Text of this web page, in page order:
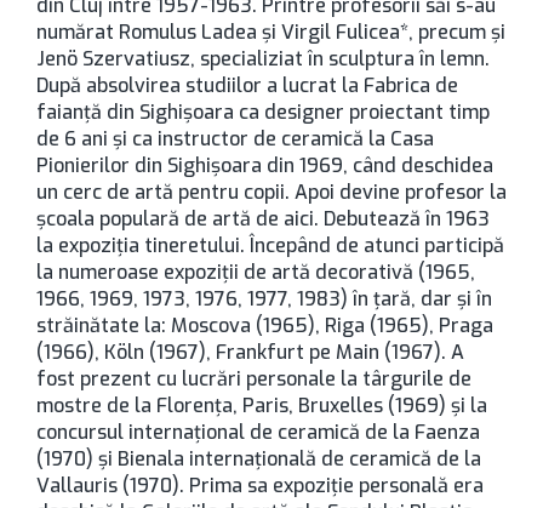
din Cluj între 1957-1963. Printre profesorii săi s-au
numărat Romulus Ladea şi Virgil Fulicea*, precum și
Jenö Szervatiusz, specializiat în sculptura în lemn.
După absolvirea studiilor a lucrat la Fabrica de
faianță din Sighișoara ca designer proiectant timp
de 6 ani și ca instructor de ceramică la Casa
Pionierilor din Sighișoara din 1969, când deschidea
un cerc de artă pentru copii. Apoi devine profesor la
şcoala populară de artă de aici. Debutează în 1963
la expoziţia tineretului. Începând de atunci participă
la numeroase expoziţii de artă decorativă (1965,
1966, 1969, 1973, 1976, 1977, 1983) în ţară, dar şi în
străinătate la: Moscova (1965), Riga (1965), Praga
(1966), Köln (1967), Frankfurt pe Main (1967). A
fost prezent cu lucrări personale la târgurile de
mostre de la Florenţa, Paris, Bruxelles (1969) şi la
concursul internaţional de ceramică de la Faenza
(1970) şi Bienala internaţională de ceramică de la
Vallauris (1970). Prima sa expoziţie personală era